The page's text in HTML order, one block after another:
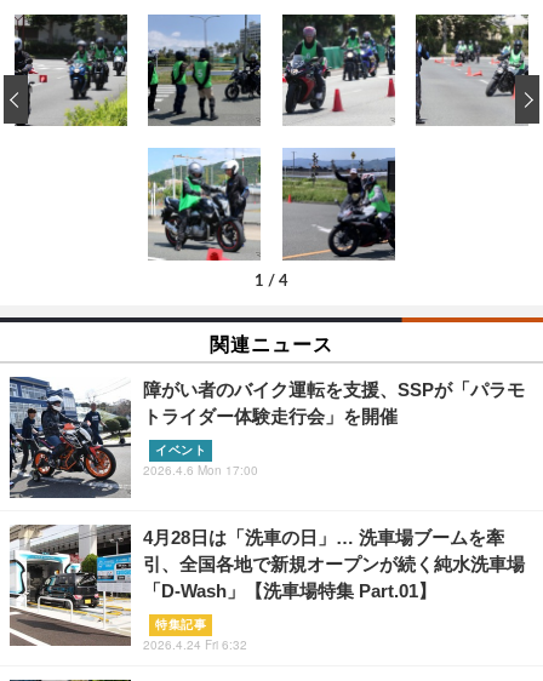
1 / 4
‹
関連ニュース
障がい者のバイク運転を支援、SSPが「パラモ
トライダー体験走行会」を開催
イベント
2026.4.6 Mon 17:00
4月28日は「洗車の日」… 洗車場ブームを牽
引、全国各地で新規オープンが続く純水洗車場
「D-Wash」【洗車場特集 Part.01】
特集記事
2026.4.24 Fri 6:32